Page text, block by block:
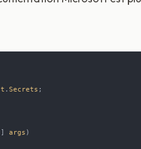
. Secrets ;
args )